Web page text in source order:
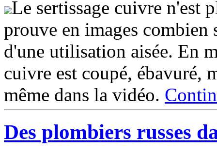
Le sertissage cuivre n'est
prouve en images
d'une utilisation aisée. En
cuivre est coupé, ébavuré,
même dans la vidéo.
Des plombiers russes